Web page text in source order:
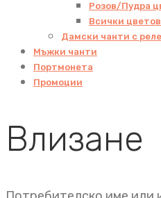
Розов/Пудра
Всички
Дамски чанти с
Мъжки чанти
Портмонета
Промоции
Влизане